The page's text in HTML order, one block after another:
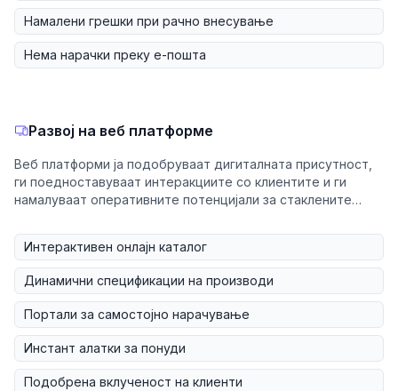
Намалени грешки при рачно внесување
Нема нарачки преку е-пошта
Развој на веб платформе
Веб платформи ја подобруваат дигиталната присутност,
ги поедноставуваат интеракциите со клиентите и ги
намалуваат оперативните потенцијали за стаклените
Интерактивен онлајн каталог
Динамични спецификации на производи
Портали за самостојно нарачување
Инстант алатки за понуди
Подобрена вклученост на клиенти